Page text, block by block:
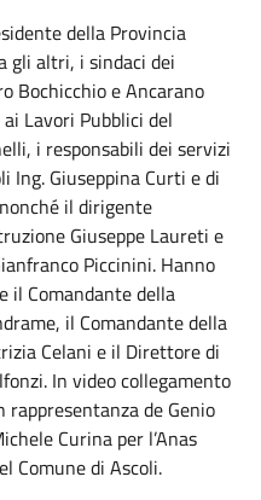
della Provincia
gli altri, i sindaci dei
Bochicchio e Ancarano
ai Lavori Pubblici del
i responsabili dei servizi
Ing. Giuseppina Curti e di
il dirigente
Giuseppe Laureti e
Piccinini. Hanno
il Comandante della
il Comandante della
Celani e il Direttore di
In video collegamento
de Genio
Curina per l’Anas
Comune di Ascoli.